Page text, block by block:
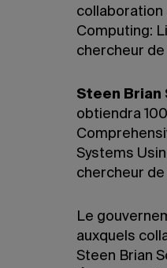
collaboration
Computing:
chercheur de
Steen Brian
obtiendra
Systems
chercheur de
Le
auxquels
Steen Brian